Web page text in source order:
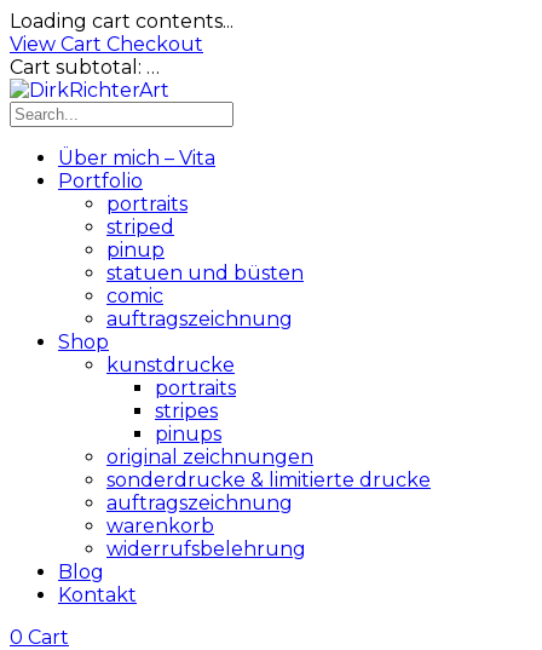
Loading cart contents...
View Cart Checkout
Cart subtotal: …
Über mich – Vita
Portfolio
portraits
striped
pinup
statuen und büsten
comic
auftragszeichnung
Shop
kunstdrucke
portraits
stripes
pinups
original zeichnungen
sonderdrucke & limitierte drucke
auftragszeichnung
warenkorb
widerrufsbelehrung
Blog
Kontakt
0 Cart